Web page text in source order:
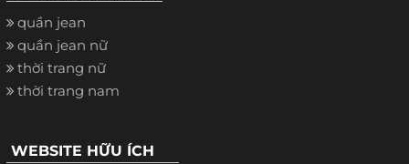
quần jean
quần jean nữ
thời trang nữ
thời trang nam
WEBSITE HỮU ÍCH